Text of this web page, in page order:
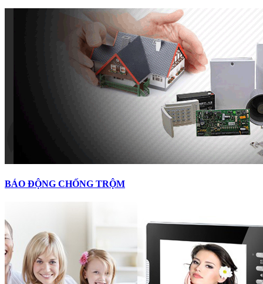
BÁO ĐỘNG CHỐNG TRỘM